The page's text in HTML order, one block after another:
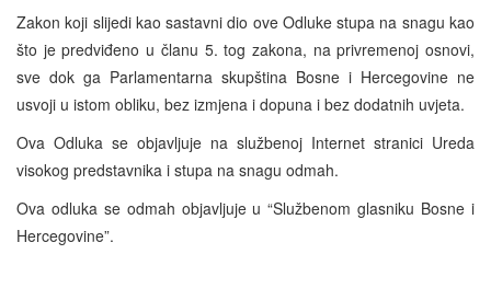
Zakon koji slijedi kao sastavni dio ove Odluke stupa na snagu kao
što je predviđeno u članu 5. tog zakona, na privremenoj osnovi,
sve dok ga Parlamentarna skupština Bosne i Hercegovine ne
usvoji u istom obliku, bez izmjena i dopuna i bez dodatnih uvjeta.
Ova Odluka se objavljuje na službenoj Internet stranici Ureda
visokog predstavnika i stupa na snagu odmah.
Ova odluka se odmah objavljuje u “Službenom glasniku Bosne i
Hercegovine”.